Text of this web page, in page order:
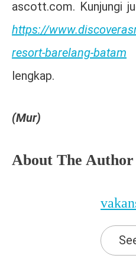
ascott.com. Kunjungi
https://
resort-barelang-batam
lengkap.
(Mur)
About The Author